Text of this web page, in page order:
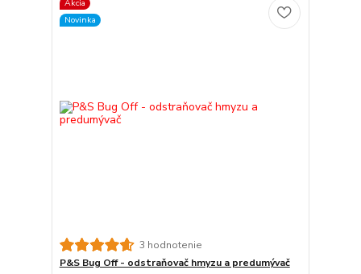
Akcia
Novinka
3 hodnotenie
P&S Bug Off - odstraňovač hmyzu a predumývač